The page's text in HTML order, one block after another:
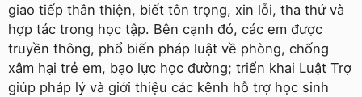
giao tiếp thân thiện, biết tôn trọng, xin lỗi, tha thứ và
hợp tác trong học tập. Bên cạnh đó, các em được
truyền thông, phổ biến pháp luật về phòng, chống
xâm hại trẻ em, bạo lực học đường; triển khai Luật Trợ
giúp pháp lý và giới thiệu các kênh hỗ trợ học sinh